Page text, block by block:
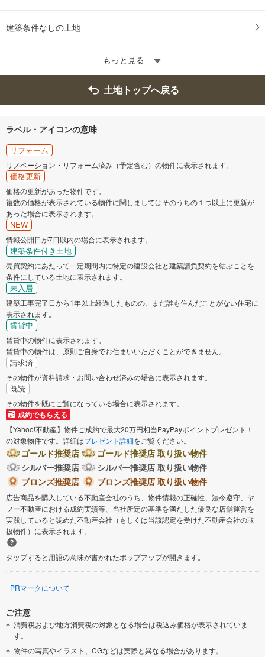
建築条件なしの土地
もっと見る
土地トップへ戻る
ラベル・アイコンの意味
リフォーム
リノベーション・リフォーム済み（予定含む）の物件に表示されます。
価格更新
価格の更新があった物件です。
複数の価格が表示されている物件に関しましてはそのうちの１つ以上に更新が
あった場合に表示されます。
NEW
情報公開日が7日以内の場合に表示されます。
建築条件付き土地
売買契約にあたって一定期間内に特定の建設会社と建築請負契約を結ぶことを
条件にしている土地に表示されます。
未入居
建築工事完了日から1年以上経過したものの、まだ誰も住んだことがない住宅に
表示されます。
賃貸中
賃貸中の物件に表示されます。
賃貸中の物件は、原則ご自身でお住まいいただくことができません。
請求済
その物件が資料請求・お問い合わせ済みの場合に表示されます。
既読
その物件を既にご覧になっている場合に表示されます。
成約でもらえる
【Yahoo!不動産】物件ご成約で最大20万円相当PayPayポイントプレゼント！
の対象物件です。詳細はプレゼント詳細をご覧ください。
ゴールド推奨店
ゴールド推奨店 取り扱い物件
シルバー推奨店
シルバー推奨店 取り扱い物件
ブロンズ推奨店
ブロンズ推奨店 取り扱い物件
広告商品を購入している不動産会社のうち、物件情報の正確性、法令遵守、ヤ
フー不動産における成約実績等、当社所定の基準を満たした優良な店舗運営を
実践していると認めた不動産会社（もしくは当該認定を受けた不動産会社の取
扱物件）に表示されます。
タップすると用語の意味が書かれたポップアップが開きます。
PRマークについて
ご注意
消費税および地方消費税の対象となる場合は税込み価格が表示されていま
す。
物件の写真やイラスト、CGなどは実際と異なる場合があります。